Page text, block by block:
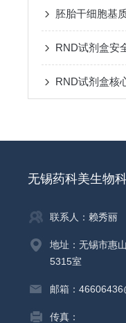
胚胎干细胞基
RND试剂盒安
RND试剂盒核
无锡药科美生物
联系人：赖秀丽
地址：无锡市惠
5315室
邮箱：
传真：